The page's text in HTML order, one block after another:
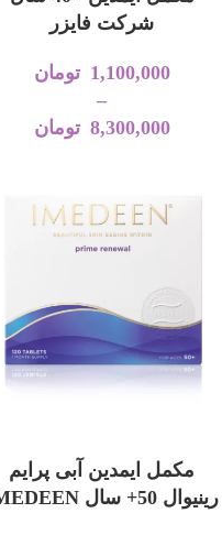
شرکت فایزر
1,100,000 تومان
–
8,300,000 تومان
مکمل ایمدین‌ آبی پرایم
رینیوال 50+ سال IMEDEEN